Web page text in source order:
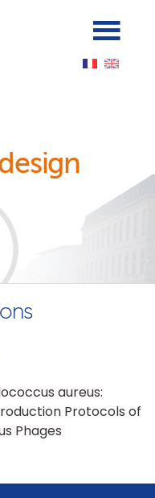
aureus:
Protocols of
Phages